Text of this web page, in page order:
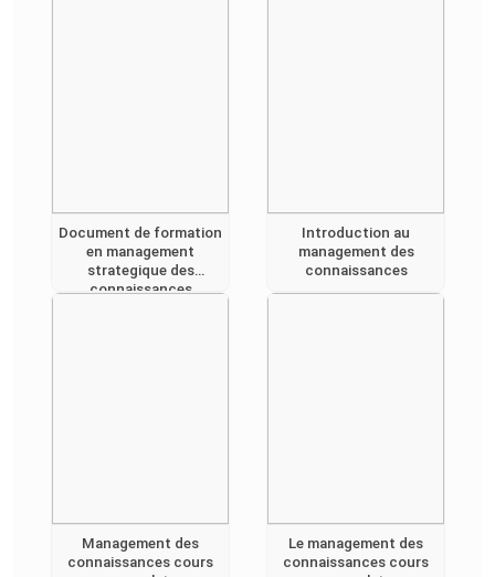
Document de formation
en management
strategique des
connaissances
Introduction au
management des
connaissances
Management des
connaissances cours
Le management des
connaissances cours